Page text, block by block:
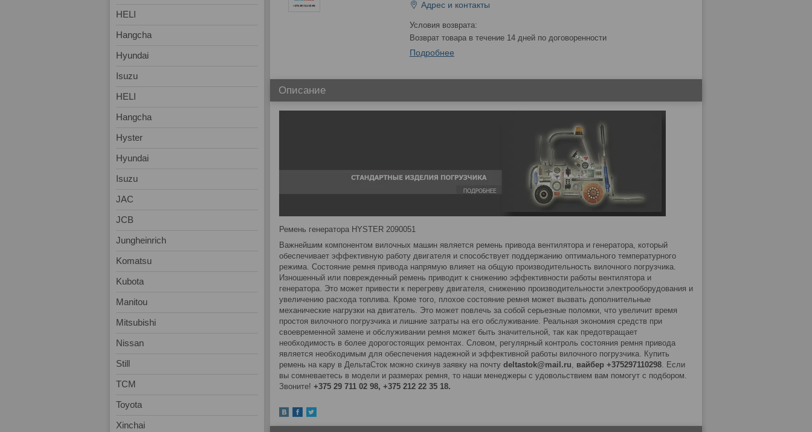
Адрес и контакты
возврат товара в течение 14 дней по договоренности
Подробнее
Описание
Ремень генератора HYSTER 2090051
Важнейшим компонентом вилочных машин является ремень привода вентилятора и генератора, который
обеспечивает эффективную работу двигателя и способствует поддержанию оптимального температурного
режима. Состояние ремня привода напрямую влияет на общую производительность вилочного погрузчика.
Изношенный или поврежденный ремень приводит к снижению эффективности работы вентилятора и
генератора. Это может привести к перегреву двигателя, снижению производительности электрооборудования и
увеличению расхода топлива. Кроме того, плохое состояние ремня может вызвать дополнительные
механические нагрузки на двигатель. Это может повлечь за собой серьезные поломки, что увеличит время
простоя вилочного погрузчика и лишние затраты на его обслуживание. Реальная экономия средств при
своевременной замене и обслуживании ремня может быть значительной, так как предотвращает
необходимость в более дорогостоящих ремонтах. Словом, регулярный контроль состояния ремня привода
является необходимым для обеспечения надежной и эффективной работы вилочного погрузчика. Купить
ремень на кару в ДельтаСток можно скинув заявку на почту deltastok@mail.ru, вайбер +375297110298. Если
вы сомневаетесь в модели и размерах ремня, то наши менеджеры с удовольствием вам помогут с подбором.
Звоните! +375 29 711 02 98, +375 212 22 35 18.
HELI
Hangcha
Hyundai
Isuzu
HELI
Hangcha
Hyster
Hyundai
Isuzu
JAC
JCB
Jungheinrich
Komatsu
Kubota
Manitou
Mitsubishi
Nissan
Still
TCM
Toyota
Xinchai